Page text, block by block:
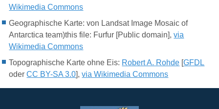
Wikimedia Commons
Geographische Karte: von Landsat Image Mosaic of
Antarctica team)this file: Furfur [Public domain],via
Wikimedia Commons
Topographische Karte ohne Eis: Robert A. Rohde [GFDL
oderCC BY-SA 3.0],via Wikimedia Commons